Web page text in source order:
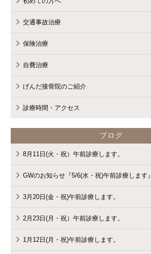
交通事故治療
保険治療
自費治療
げんだ接骨院のご紹介
診療時間・アクセス
ブログ
8月11日(火・祝）午前診療します。
GWのお知らせ『5/6(水・祝)午前診療します』
3月20日(金・祝)午前診療します。
2月23日(月・祝）午前診療します。
1月12日(月・祝)午前診療します。